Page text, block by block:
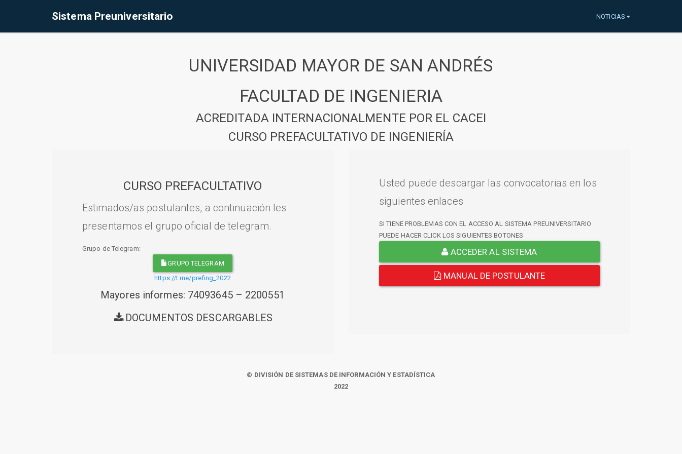
Sistema Preuniversitario NOTICIAS
UNIVERSIDAD MAYOR DE SAN ANDRÉS
FACULTAD DE INGENIERIA
ACREDITADA INTERNACIONALMENTE POR EL CACEI
CURSO PREFACULTATIVO DE INGENIERÍA
CURSO PREFACULTATIVO
Estimados/as postulantes, a continuación les
presentamos el grupo oficial de telegram.
Grupo de Telegram:
GRUPO TELEGRAM
https://t.me/prefing_2022
Mayores informes: 74093645 – 2200551
DOCUMENTOS DESCARGABLES
Usted puede descargar las convocatorias en los
siguientes enlaces
SI TIENE PROBLEMAS CON EL ACCESO AL SISTEMA PREUNIVERSITARIO
PUEDE HACER CLICK LOS SIGUIENTES BOTONES
ACCEDER AL SISTEMA
MANUAL DE POSTULANTE
© DIVISIÓN DE SISTEMAS DE INFORMACIÓN Y ESTADÍSTICA
2022